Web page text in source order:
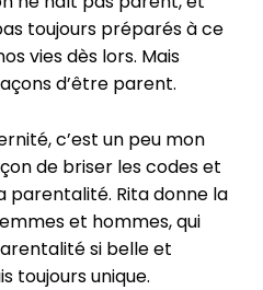
toujours préparés à ce
vies dès lors. Mais
d’être parent.
, c’est un peu mon
de briser les codes et
parentalité. Rita donne la
et hommes, qui
si belle et
toujours unique.